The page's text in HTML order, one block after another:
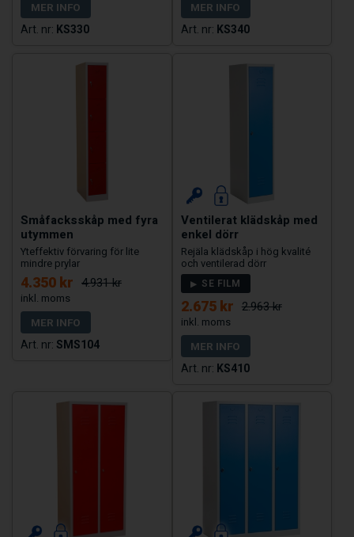
MER INFO
KS330
MER INFO
KS340
Småfacksskåp med fyra
utymmen
Yteffektiv förvaring för lite
mindre prylar
4.350 kr 4.931 kr
MER INFO
SMS104
Ventilerat klädskåp med
enkel dörr
Rejäla klädskåp i hög kvalité
och ventilerad dörr
SE FILM
2.675 kr 2.963 kr
MER INFO
KS410